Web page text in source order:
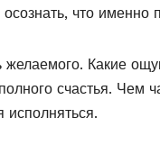
что именно
желаемого. Какие
счастья. Чем